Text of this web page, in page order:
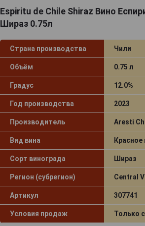
Espiritu de Chile Shiraz Вино
Шираз 0.75л
Страна производства Чили
Объём 0.75 л
Градус 12.0%
Год производства 2023
Производитель Aresti
Вид вина
Сорт винограда Шираз
Регион (субрегион) Central
Артикул 307741
Условия продаж Только